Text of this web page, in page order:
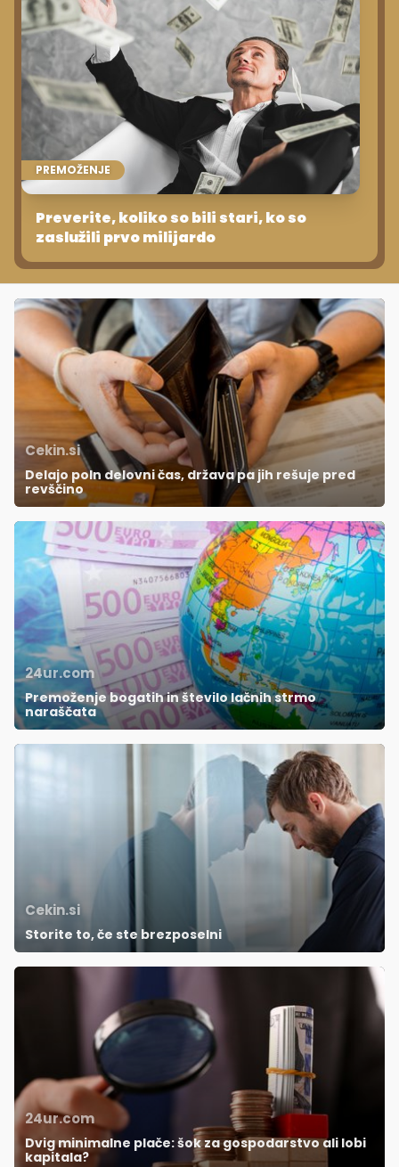
PREMOŽENJE
Preverite, koliko so bili stari, ko so
zaslužili prvo milijardo
Cekin.si
Delajo poln delovni čas, država pa jih rešuje pred
revščino
24ur.com
Premoženje bogatih in število lačnih strmo
naraščata
Cekin.si
Storite to, če ste brezposelni
24ur.com
Dvig minimalne plače: šok za gospodarstvo ali lobi
kapitala?